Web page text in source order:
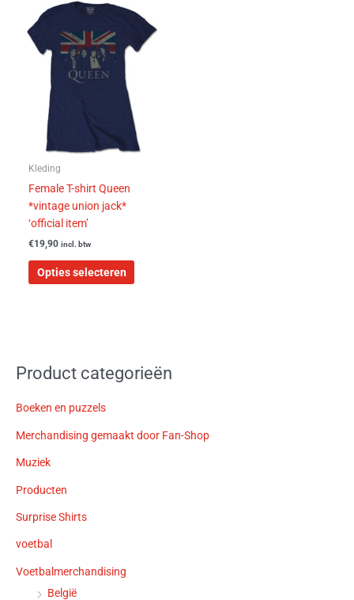
Kleding
Female T-shirt Queen
*vintage union jack*
‘official item’
€19,90 incl. btw
Opties selecteren
Dit
product
heeft
optie
kan
gekozen
Product categorieën
Boeken en puzzels
Merchandising gemaakt door Fan-Shop
Muziek
Producten
Surprise Shirts
voetbal
Voetbalmerchandising
België